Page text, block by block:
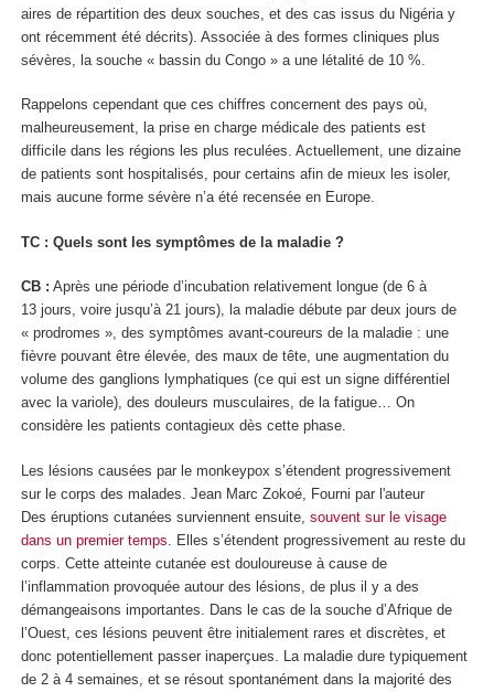
aires de répartition des deux souches, et des cas issus du Nigéria y
ont récemment été décrits). Associée à des formes cliniques plus
sévères, la souche « bassin du Congo » a une létalité de 10 %.
Rappelons cependant que ces chiffres concernent des pays où,
malheureusement, la prise en charge médicale des patients est
difficile dans les régions les plus reculées. Actuellement, une dizaine
de patients sont hospitalisés, pour certains afin de mieux les isoler,
mais aucune forme sévère n’a été recensée en Europe.
TC : Quels sont les symptômes de la maladie ?
CB : Après une période d’incubation relativement longue (de 6 à
13 jours, voire jusqu’à 21 jours), la maladie débute par deux jours de
« prodromes », des symptômes avant-coureurs de la maladie : une
fièvre pouvant être élevée, des maux de tête, une augmentation du
volume des ganglions lymphatiques (ce qui est un signe différentiel
avec la variole), des douleurs musculaires, de la fatigue… On
considère les patients contagieux dès cette phase.
Les lésions causées par le monkeypox s’étendent progressivement
sur le corps des malades. Jean Marc Zokoé Fourni par l'auteur
Des éruptions cutanées surviennent ensuite, souvent sur le visage
dans un premier temps . Elles s’étendent progressivement au reste du
corps. Cette atteinte cutanée est douloureuse à cause de
l’inflammation provoquée autour des lésions, de plus il y a des
démangeaisons importantes. Dans le cas de la souche d’Afrique de
l’Ouest, ces lésions peuvent être initialement rares et discrètes, et
donc potentiellement passer inaperçues. La maladie dure typiquement
de 2 à 4 semaines, et se résout spontanément dans la majorité des